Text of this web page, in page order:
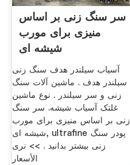
سر سنگ زنی بر اساس
منیزی برای مورب
شیشه ای
آسیاب سیلندر هدف سنگ زنی
سیلندر هدف . ماشین آلات سنگ
زنی و سر سیلندر . نوع ماشین
غلتک آسیاب شیشه. سر سنگ
زنی بر اساس منیزی برای مورب
شیشه ای, ultrafine پودر سنگ
زنی بیشتر بدانید . >> نرى
الأسعار